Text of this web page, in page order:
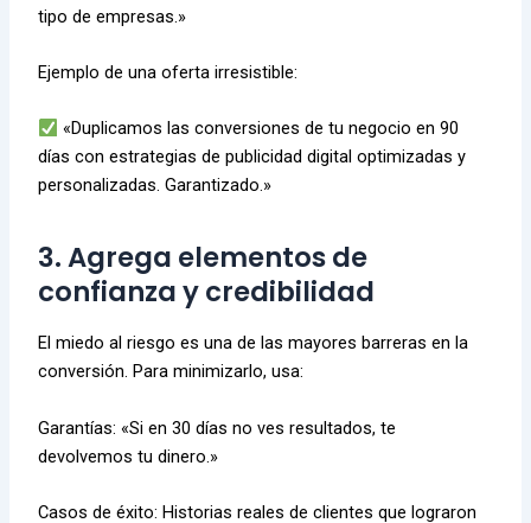
tipo de empresas.»
Ejemplo de una oferta irresistible:
«Duplicamos las conversiones de tu negocio en 90
días con estrategias de publicidad digital optimizadas y
personalizadas. Garantizado.»
3. Agrega elementos de
confianza y credibilidad
El miedo al riesgo es una de las mayores barreras en la
conversión. Para minimizarlo, usa:
Garantías: «Si en 30 días no ves resultados, te
devolvemos tu dinero.»
Casos de éxito: Historias reales de clientes que lograron